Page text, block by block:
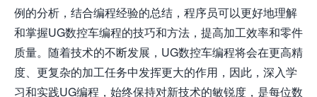
例的分析，结合编程经验的总结，程序员可以更好地理解
和掌握UG数控车编程的技巧和方法，提高加工效率和零件
质量。随着技术的不断发展，UG数控车编程将会在更高精
度、更复杂的加工任务中发挥更大的作用，因此，深入学
习和实践UG编程，始终保持对新技术的敏锐度，是每位数